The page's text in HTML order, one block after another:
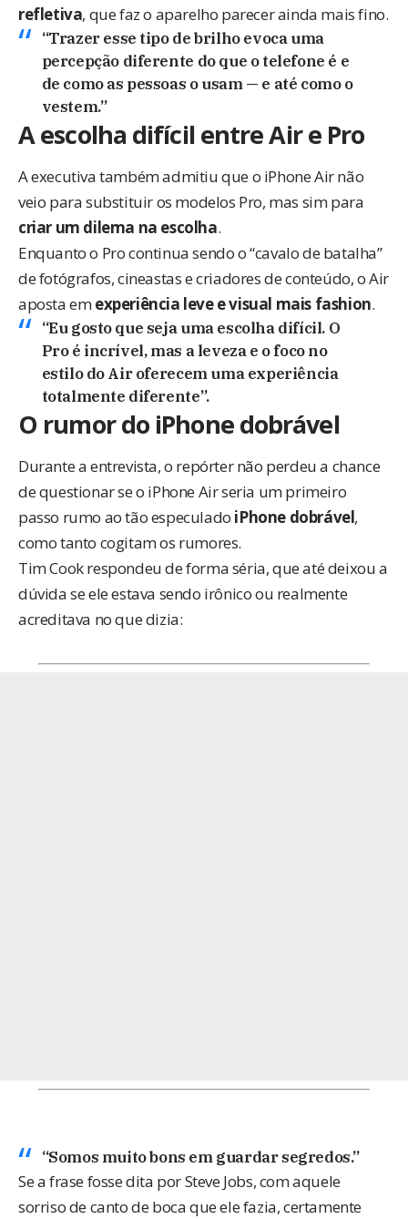
refletiva, que faz o aparelho parecer ainda mais fino.
“Trazer esse tipo de brilho evoca uma
percepção diferente do que o telefone é e
de como as pessoas o usam — e até como o
vestem.”
A escolha difícil entre Air e Pro
A executiva também admitiu que o iPhone Air não
veio para substituir os modelos Pro, mas sim para
criar um dilema na escolha.
Enquanto o Pro continua sendo o “cavalo de batalha”
de fotógrafos, cineastas e criadores de conteúdo, o Air
aposta emexperiência leve e visual mais fashion.
“Eu gosto que seja uma escolha difícil. O
Pro é incrível, mas a leveza e o foco no
estilo do Air oferecem uma experiência
totalmente diferente”.
O rumor do iPhone dobrável
Durante a entrevista, o repórter não perdeu a chance
de questionar se o iPhone Air seria um primeiro
passo rumo ao tão especulado iPhone dobrável,
como tanto cogitam os rumores.
Tim Cook respondeu de forma séria, que até deixou a
dúvida se ele estava sendo irônico ou realmente
acreditava no que dizia:
“Somos muito bons em guardar segredos.”
Se a frase fosse dita porSteve Jobs, com aquele
sorriso de canto de boca que ele fazia, certamente